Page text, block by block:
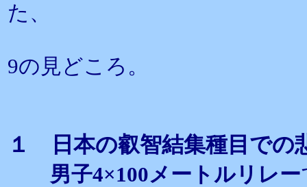
た、
9の見どころ。
１ 日本の叡智結集種目での
男子4×100メートルリレー